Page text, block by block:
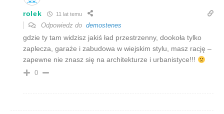
rolek 11 lat temu
Odpowiedz do demostenes
gdzie ty tam widzisz jakiś ład przestrzenny, dookoła tylko
zaplecza, garaże i zabudowa w wiejskim stylu, masz rację –
zapewne nie znasz się na architekturze i urbanistyce!!!
0